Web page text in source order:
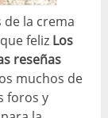
de la crema
feliz Los
reseñas
muchos de
foros y